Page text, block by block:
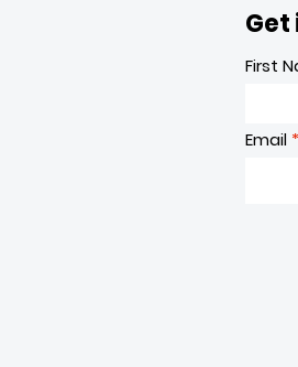
Get
First
Email